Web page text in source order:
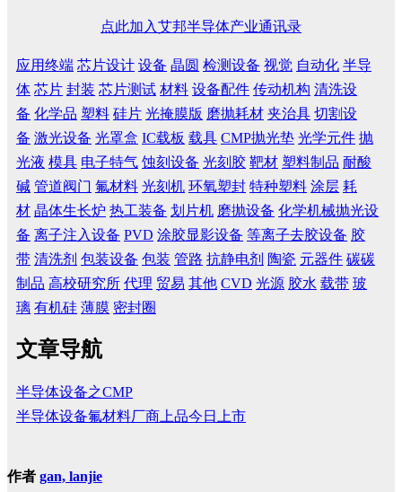
点此加入艾邦半导体产业通讯录
应用终端 芯片设计 设备 晶圆 检测设备 视觉 自动化 半导
体 芯片 封装 芯片测试 材料 设备配件 传动机构 清洗设
备 化学品 塑料 硅片 光掩膜版 磨抛耗材 夹治具 切割设
备 激光设备 光罩盒 IC载板 载具 CMP抛光垫 光学元件 抛
光液 模具 电子特气 蚀刻设备 光刻胶 靶材 塑料制品 耐酸
碱 管道阀门 氟材料 光刻机 环氧塑封 特种塑料 涂层 耗
材 晶体生长炉 热工装备 划片机 磨抛设备 化学机械抛光设
备 离子注入设备 PVD 涂胶显影设备 等离子去胶设备 胶
带 清洗剂 包装设备 包装 管路 抗静电剂 陶瓷 元器件 碳碳
制品 高校研究所 代理 贸易 其他 CVD 光源 胶水 载带 玻
璃 有机硅 薄膜 密封圈
文章导航
半导体设备之CMP
半导体设备氟材料厂商上品今日上市
作者 gan, lanjie